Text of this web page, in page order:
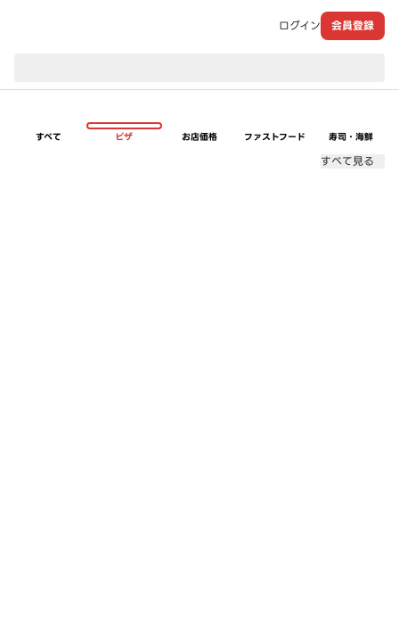
ログイン 会員登録
すべて ピザ お店価格 ファストフード 寿司・海鮮
すべて見る